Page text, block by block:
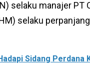
selaku manajer PT
selaku
Sidang